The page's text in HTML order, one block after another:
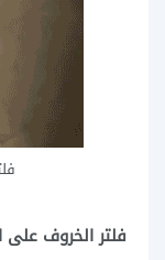
فلتر الخروف